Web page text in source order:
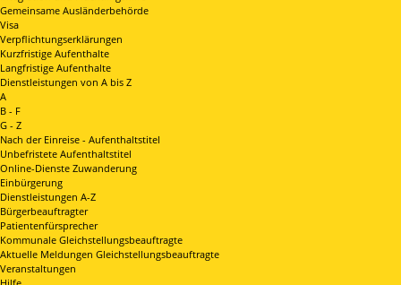
Gemeinsame Ausländerbehörde
Visa
Verpflichtungserklärungen
Kurzfristige Aufenthalte
Langfristige Aufenthalte
Dienstleistungen von A bis Z
A
B - F
G - Z
Nach der Einreise - Aufenthaltstitel
Unbefristete Aufenthaltstitel
Online-Dienste Zuwanderung
Einbürgerung
Dienstleistungen A-Z
Bürgerbeauftragter
Patientenfürsprecher
Kommunale Gleichstellungsbeauftragte
Aktuelle Meldungen Gleichstellungsbeauftragte
Veranstaltungen